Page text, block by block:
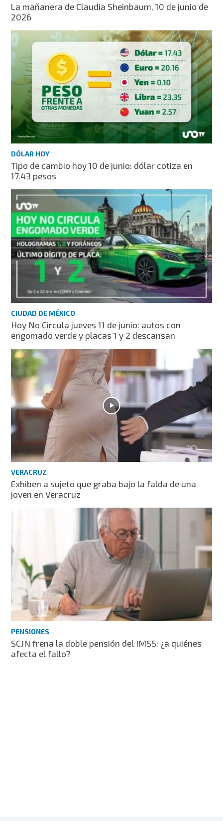
La mañanera de Claudia Sheinbaum, 10 de junio de
2026
DÓLAR HOY
Tipo de cambio hoy 10 de junio: dólar cotiza en
17.43 pesos
CIUDAD DE MÉXICO
Hoy No Circula jueves 11 de junio: autos con
engomado verde y placas 1 y 2 descansan
VERACRUZ
Exhiben a sujeto que graba bajo la falda de una
joven en Veracruz
PENSIONES
SCJN frena la doble pensión del IMSS: ¿a quiénes
afecta el fallo?